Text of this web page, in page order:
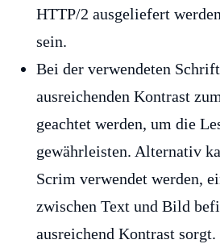
HTTP/2 ausgeliefert
sein.
Bei der verwendeten
ausreichenden Kontrast
geachtet werden, um die
gewährleisten. Alternativ
Scrim verwendet werden,
zwischen Text und Bild
ausreichend Kontrast sorgt.